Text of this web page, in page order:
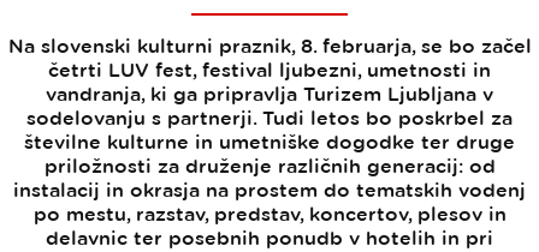
Na slovenski kulturni praznik, 8. februarja, se bo začel
četrti LUV fest, festival ljubezni, umetnosti in
vandranja, ki ga pripravlja Turizem Ljubljana v
sodelovanju s partnerji. Tudi letos bo poskrbel za
številne kulturne in umetniške dogodke ter druge
priložnosti za druženje različnih generacij: od
instalacij in okrasja na prostem do tematskih vodenj
po mestu, razstav, predstav, koncertov, plesov in
delavnic ter posebnih ponudb v hotelih in pri